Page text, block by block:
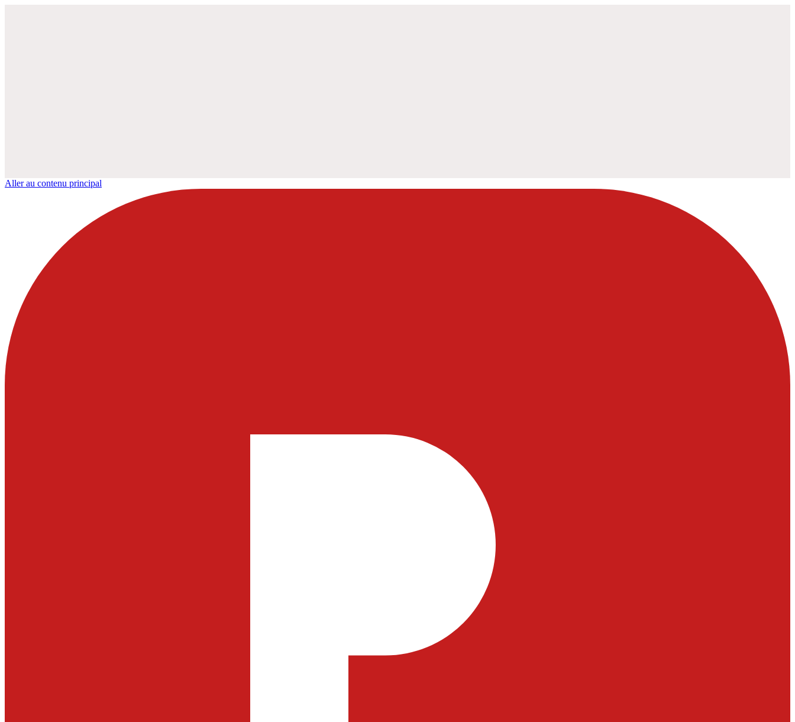
Aller au contenu principal